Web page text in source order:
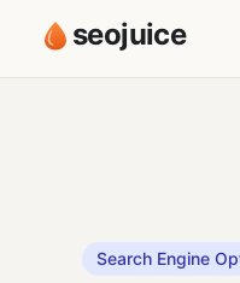
seojuice
Search Engine